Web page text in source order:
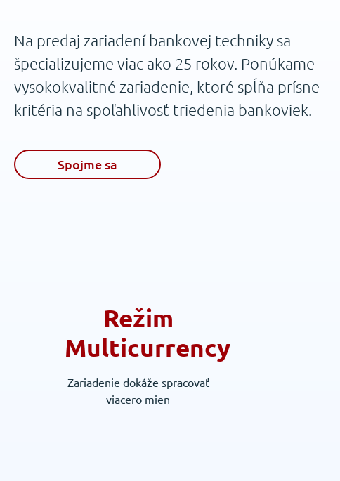
Na predaj zariadení bankovej techniky sa
špecializujeme viac ako 25 rokov. Ponúkame
vysokokvalitné zariadenie, ktoré spĺňa prísne
kritéria na spoľahlivosť triedenia bankoviek.
Spojme sa
Režim
Multicurrency
Zariadenie dokáže spracovať
viacero mien